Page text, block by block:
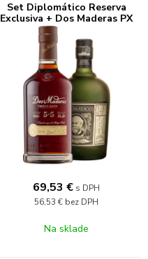
Set Diplomático Reserva
Exclusiva + Dos Maderas PX
5+5 1,4l (set 1 x 0.7 l, 1 x 0.7
69,53 € s DPH
56,53 € bez DPH
Na sklade